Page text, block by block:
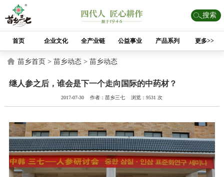
搜索
首页 企业文化 全产业链 公益事业 产品系列 更多>>
苗乡首页 > 苗乡动态 > 苗乡动态
继人参之后，谁会是下一个走向国际的中药材？
2017-07-30 作者：苗乡三七 浏览：9531 次